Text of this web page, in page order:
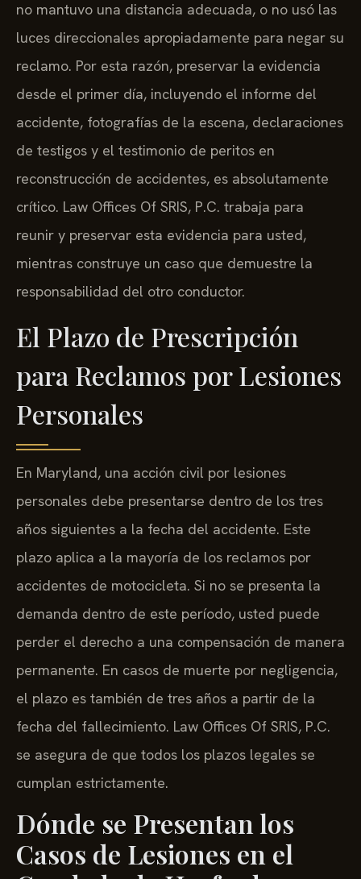
no mantuvo una distancia adecuada, o no usó las
luces direccionales apropiadamente para negar su
reclamo. Por esta razón, preservar la evidencia
desde el primer día, incluyendo el informe del
accidente, fotografías de la escena, declaraciones
de testigos y el testimonio de peritos en
reconstrucción de accidentes, es absolutamente
crítico. Law Offices Of SRIS, P.C. trabaja para
reunir y preservar esta evidencia para usted,
mientras construye un caso que demuestre la
responsabilidad del otro conductor.
El Plazo de Prescripción
para Reclamos por Lesiones
Personales
En Maryland, una acción civil por lesiones
personales debe presentarse dentro de los tres
años siguientes a la fecha del accidente. Este
plazo aplica a la mayoría de los reclamos por
accidentes de motocicleta. Si no se presenta la
demanda dentro de este período, usted puede
perder el derecho a una compensación de manera
permanente. En casos de muerte por negligencia,
el plazo es también de tres años a partir de la
fecha del fallecimiento. Law Offices Of SRIS, P.C.
se asegura de que todos los plazos legales se
cumplan estrictamente.
Dónde se Presentan los
Casos de Lesiones en el